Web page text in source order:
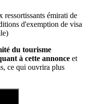
ressortissants émirati de
d'exemption de visa
du tourisme
à cette annonce et
ce qui ouvrira plus